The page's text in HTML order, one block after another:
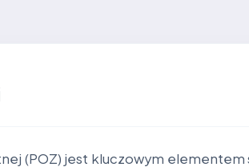
(POZ) jest kluczowym